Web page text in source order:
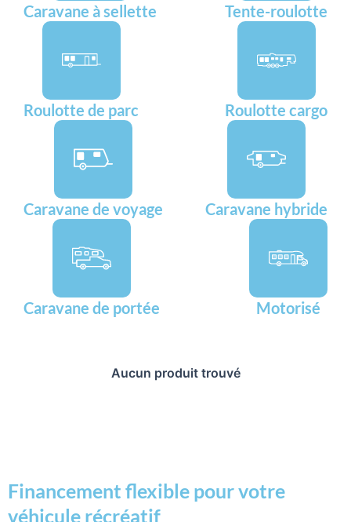
Caravane à sellette Tente-roulotte
Roulotte de parc Roulotte cargo
Caravane de voyage Caravane hybride
Caravane de portée Motorisé
Aucun produit trouvé
Financement flexible pour votre
véhicule récréatif